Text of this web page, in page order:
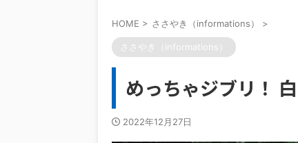
HOME > ささやき（informations） >
ささやき（informations）
めっちゃジブリ！
2022年12月27日